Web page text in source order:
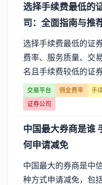
选择手续费最低的
司：全面指南与推
选择手续费最低的证
费率、服务质量、交
名且手续费较低的证
交易平台 佣金费率 手
证券公司
中国最大券商是谁
何申请减免
中国最大的券商是中
种方式申请减免，包